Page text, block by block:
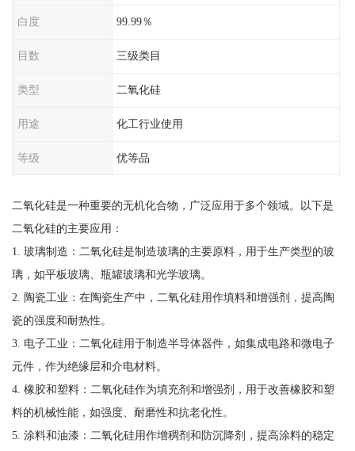
白度 99.99％
目数 三级类目
类型 二氧化硅
用途 化工行业使用
等级 优等品
二氧化硅是一种重要的无机化合物，广泛应用于多个领域。以下是
二氧化硅的主要应用：
1. 玻璃制造：二氧化硅是制造玻璃的主要原料，用于生产类型的玻
璃，如平板玻璃、瓶罐玻璃和光学玻璃。
2. 陶瓷工业：在陶瓷生产中，二氧化硅用作填料和增强剂，提高陶
瓷的强度和耐热性。
3. 电子工业：二氧化硅用于制造半导体器件，如集成电路和微电子
元件，作为绝缘层和介电材料。
4. 橡胶和塑料：二氧化硅作为填充剂和增强剂，用于改善橡胶和塑
料的机械性能，如强度、耐磨性和抗老化性。
5. 涂料和油漆：二氧化硅用作增稠剂和防沉降剂，提高涂料的稳定